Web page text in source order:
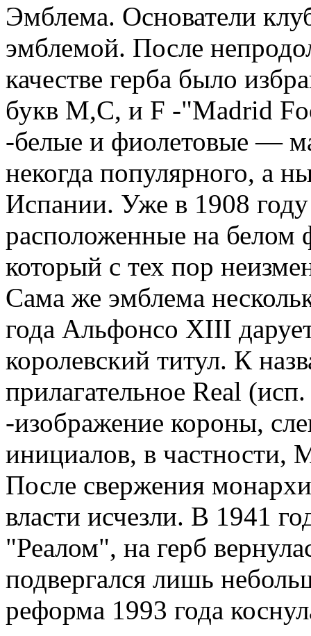
Эмблема. Основатели
эмблемой. После
качестве герба было
букв M,C, и F -"Madrid
-белые и фиолетовые —
некогда популярного, а
Испании. Уже в 1908
расположенные на белом
который с тех пор
Сама же эмблема
года Альфонсо XIII
королевский титул. К
прилагательное Real
-изображение короны,
инициалов, в частности,
После свержения
власти исчезли. В 1941
"Реалом", на герб
подвергался лишь
реформа 1993 года